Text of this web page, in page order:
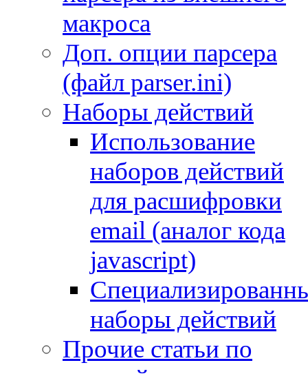
макроса
Доп. опции парсера
(файл parser.ini)
Наборы действий
Использование
наборов действий
для расшифровки
email (аналог кода
javascript)
наборы действий
Прочие статьи по